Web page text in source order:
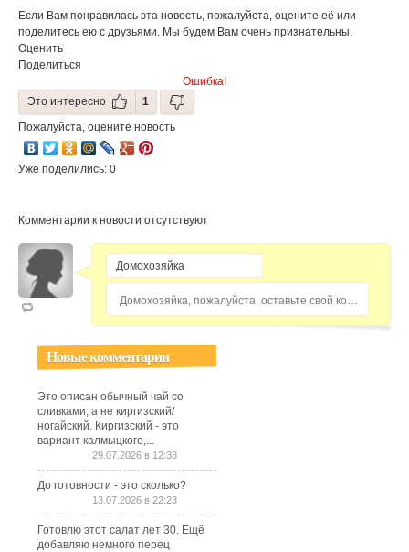
которых можно
будет купить
продукты
Если Вам понравилась эта новость, пожалуйста, оцените её или
поделитесь ею с друзьями. Мы будем Вам очень признательны.
Оценить
Поделиться
Ошибка!
Это интересно
1
Пожалуйста, оцените новость
Уже поделились: 0
Комментарии к новости отсутствуют
Домохозяйка, пожалуйста, оставьте свой комментарий...
Новые комментарии
Это описан обычный чай со
сливками, а не киргизский/
ногайский. Киргизский - это
вариант калмыцкого,...
29.07.2026 в 12:38
До готовности - это сколько?
13.07.2026 в 22:23
Готовлю этот салат лет 30. Ещё
добавляю немного перец